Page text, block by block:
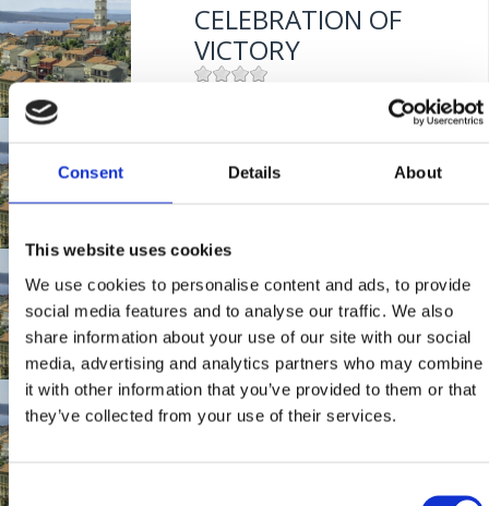
Consent Details About
This website uses cookies
We use cookies to personalise content and ads, to provide
social media features and to analyse our traffic. We also
share information about your use of our site with our social
media, advertising and analytics partners who may combine
it with other information that you’ve provided to them or that
they’ve collected from your use of their services.
Consent
Mjesto:Mjesto: Crikvenica
CELEBRATION OF
VICTORY
CRIKVENICI
Mjesto:
CELEBRATION OF
VICTORY
Mjesto:Mjesto: Crikvenica
KVARNER EXPO